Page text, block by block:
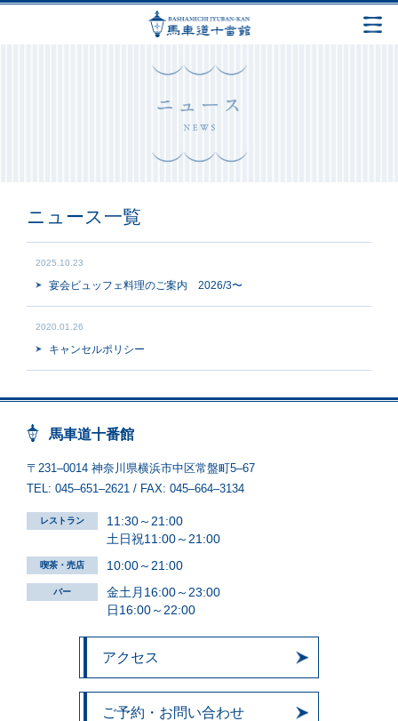
ニュース一覧
2025.10.23
宴会ビュッフェ料理のご案内 2026/3〜
2020.01.26
キャンセルポリシー
馬車道十番館
〒231‒0014 神奈川県横浜市中区常盤町5‒67
TEL: 045‒651‒2621 / FAX: 045‒664‒3134
レストラン
11:30～21:00
土日祝11:00～21:00
喫茶・売店 10:00～21:00
バー
金土月16:00～23:00
日16:00～22:00
アクセス
ご予約・お問い合わせ